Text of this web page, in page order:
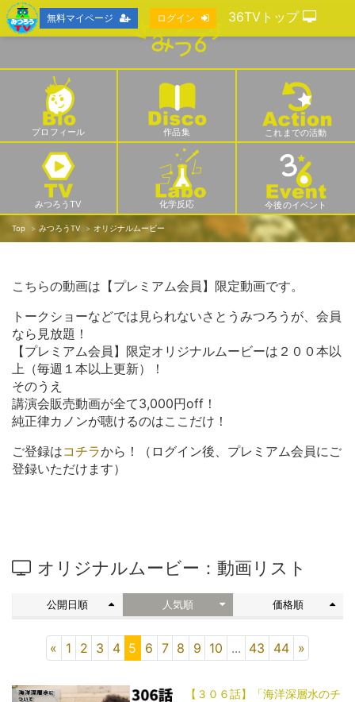
プロフィール 作品集 これまでの活動
みつろうTV 化学反応 今後のイベント
Top みつろうTV オリジナルムービー
こちらの動画は【プレミアム会員】限定動画です。
トークショーなどでは見られないさとうみつろうが、会員
なら見放題！
【プレミアム会員】限定オリジナルムービーは２００本以
上（毎週１本以上更新）！
そのうえ
講演会販売動画が全て3,000円off！
純正律カノンが聴けるのはここだけ！
ご登録はコチラから！（ログイン後、プレミアム会員にご
登録いただけます）
オリジナルムービー：動画リスト
公開日順 人気順 価格順
« 1 2 3 4 5 6 7 8 9 10 ... 43 44 »
【３０６話】「海洋深層水のチ
無料マイページ ログイン 36TVトップ